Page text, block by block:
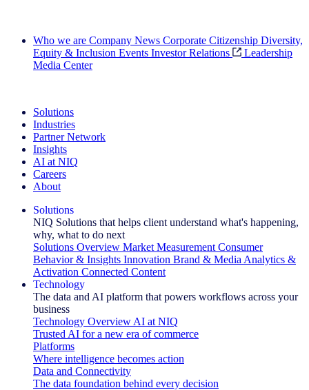
Who we are Company News Corporate Citizenship Diversity,
Equity & Inclusion Events Investor Relations
Leadership
Media Center
Solutions
Industries
Partner Network
Insights
AI at NIQ
Careers
About
Solutions
NIQ Solutions that helps client understand what's happening,
why, what to do next
Solutions Overview Market Measurement Consumer
Behavior & Insights Innovation Brand & Media Analytics &
Activation Connected Content
Technology
The data and AI platform that powers workflows across your
business
Technology Overview AI at NIQ
Trusted AI for a new era of commerce
Platforms
Where intelligence becomes action
Data and Connectivity
The data foundation behind every decision